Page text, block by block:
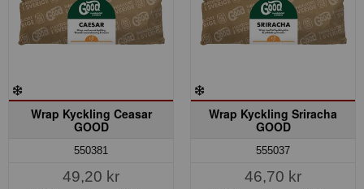
Wrap Kyckling Ceasar
GOOD
550381
49,20 kr
Wrap Kyckling Sriracha
GOOD
555037
46,70 kr